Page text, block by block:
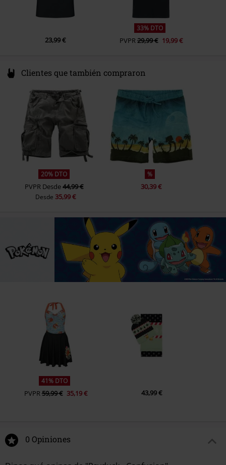
23,99 €
33% DTO
PVPR29,99 € 19,99 €
Clientes que también compraron
20% DTO
PVPR Desde44,99 €
Desde 35,99 €
%
30,39 €
41% DTO
PVPR59,99 € 35,19 € 43,99 €
0 Opiniones